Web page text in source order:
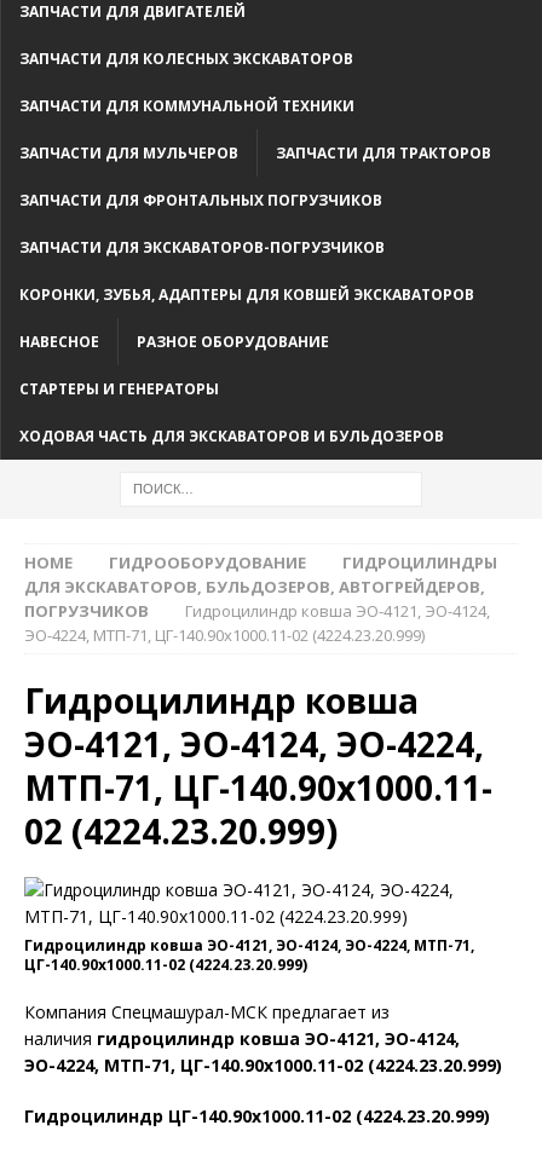
ЗАПЧАСТИ ДЛЯ ДВИГАТЕЛЕЙ
ЗАПЧАСТИ ДЛЯ КОЛЕСНЫХ ЭКСКАВАТОРОВ
ЗАПЧАСТИ ДЛЯ КОММУНАЛЬНОЙ ТЕХНИКИ
ЗАПЧАСТИ ДЛЯ МУЛЬЧЕРОВ ЗАПЧАСТИ ДЛЯ ТРАКТОРОВ
ЗАПЧАСТИ ДЛЯ ФРОНТАЛЬНЫХ ПОГРУЗЧИКОВ
ЗАПЧАСТИ ДЛЯ ЭКСКАВАТОРОВ-ПОГРУЗЧИКОВ
КОРОНКИ, ЗУБЬЯ, АДАПТЕРЫ ДЛЯ КОВШЕЙ ЭКСКАВАТОРОВ
НАВЕСНОЕ РАЗНОЕ ОБОРУДОВАНИЕ
СТАРТЕРЫ И ГЕНЕРАТОРЫ
ХОДОВАЯ ЧАСТЬ ДЛЯ ЭКСКАВАТОРОВ И БУЛЬДОЗЕРОВ
HOME ГИДРООБОРУДОВАНИЕ
ГИДРОЦИЛИНДРЫ
ДЛЯ ЭКСКАВАТОРОВ, БУЛЬДОЗЕРОВ, АВТОГРЕЙДЕРОВ,
ПОГРУЗЧИКОВ
Гидроцилиндр ковша ЭО-4121, ЭО-4124,
ЭО-4224, МТП-71, ЦГ-140.90х1000.11-02 (4224.23.20.999)
Гидроцилиндр ковша
ЭО-4121, ЭО-4124, ЭО-4224,
МТП-71, ЦГ-140.90х1000.11-
02 (4224.23.20.999)
Гидроцилиндр ковша ЭО-4121, ЭО-4124, ЭО-4224, МТП-71,
ЦГ-140.90х1000.11-02 (4224.23.20.999)
Компания Спецмашурал-МСК предлагает из
наличия гидроцилиндр ковша ЭО-4121, ЭО-4124,
ЭО-4224, МТП-71, ЦГ-140.90х1000.11-02 (4224.23.20.999)
Гидроцилиндр ЦГ-140.90х1000.11-02 (4224.23.20.999)